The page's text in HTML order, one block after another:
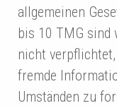
allgemeinen
bis 10 TMG sind
nicht
fremde
Umständen zu